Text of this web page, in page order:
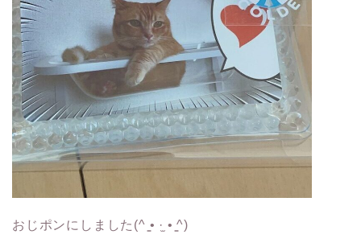
おじポンにしました(^ ̳• ·̫ • ̳^)